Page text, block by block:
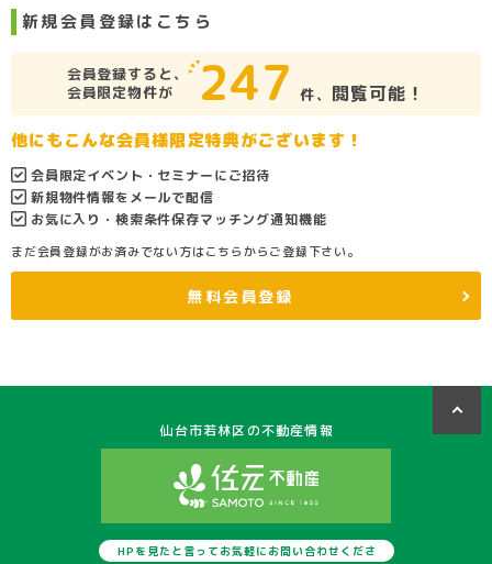
新規会員登録はこちら
会員登録すると、
会員限定物件が
247 件、 閲覧可能！
他にもこんな会員様限定特典がございます！
会員限定イベント・セミナーにご招待
新規物件情報をメールで配信
お気に入り・検索条件保存マッチング通知機能
まだ会員登録がお済みでない方はこちらからご登録下さい。
無料会員登録
仙台市若林区の不動産情報
HPを見たと言ってお気軽にお問い合わせくださ